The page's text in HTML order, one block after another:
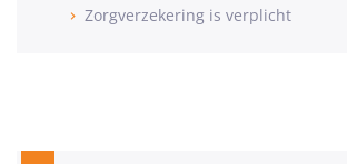
Zorgverzekering is verplicht